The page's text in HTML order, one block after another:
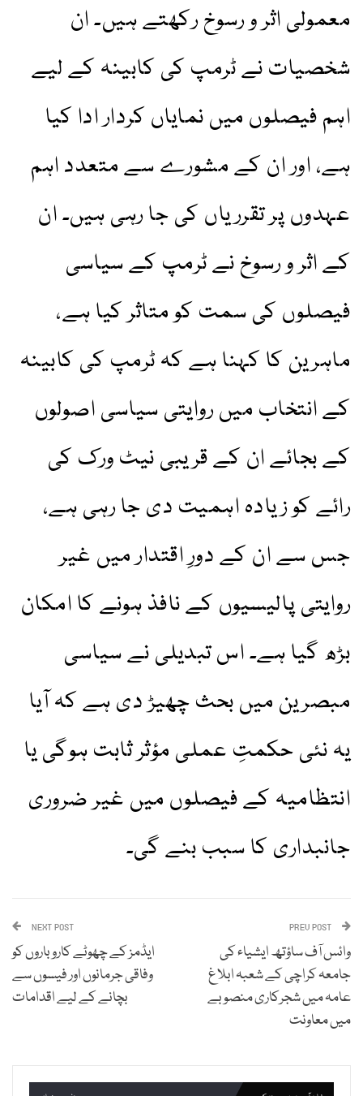
معمولی اثر و رسوخ رکھتے ہیں۔ ان
شخصیات نے ٹرمپ کی کابینہ کے لیے
اہم فیصلوں میں نمایاں کردار ادا کیا
ہے، اور ان کے مشورے سے متعدد اہم
عہدوں پر تقرریاں کی جا رہی ہیں۔ ان
کے اثر و رسوخ نے ٹرمپ کے سیاسی
فیصلوں کی سمت کو متاثر کیا ہے،
ماہرین کا کہنا ہے کہ ٹرمپ کی کابینہ
کے انتخاب میں روایتی سیاسی اصولوں
کے بجائے ان کے قریبی نیٹ ورک کی
رائے کو زیادہ اہمیت دی جا رہی ہے،
جس سے ان کے دورِ اقتدار میں غیر
روایتی پالیسیوں کے نافذ ہونے کا امکان
بڑھ گیا ہے۔ اس تبدیلی نے سیاسی
مبصرین میں بحث چھیڑ دی ہے کہ آیا
یہ نئی حکمتِ عملی مؤثر ثابت ہوگی یا
انتظامیہ کے فیصلوں میں غیر ضروری
جانبداری کا سبب بنے گی۔
وائس آف ساؤتھ ایشیاء کی
جامعہ کراچی کے شعبہ ابلاغ
عامہ میں شجرکاری منصوبے
میں معاونت
NEXT POST
ایڈمز کے چھوٹے کاروباروں کو
وفاقی جرمانوں اور فیسوں سے
بچانے کے لیے اقدامات